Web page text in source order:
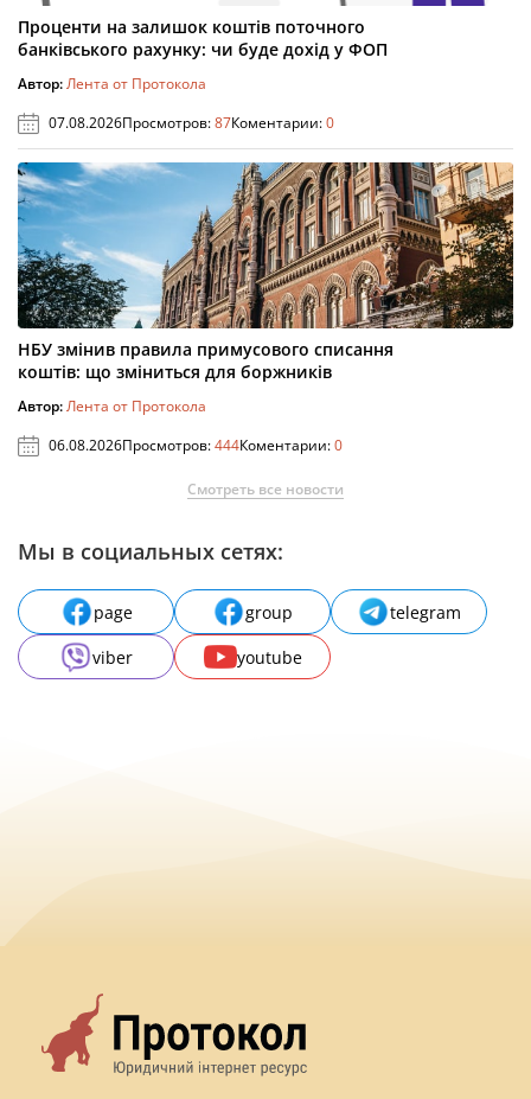
Проценти на залишок коштів поточного
банківського рахунку: чи буде дохід у ФОП
Автор:Лента от Протокола
07.08.2026Просмотров:87Коментарии:0
НБУ змінив правила примусового списання
коштів: що зміниться для боржників
Автор:Лента от Протокола
06.08.2026Просмотров:444Коментарии:0
Смотреть все новости
Мы в социальных сетях:
page group
telegram
viber
youtube